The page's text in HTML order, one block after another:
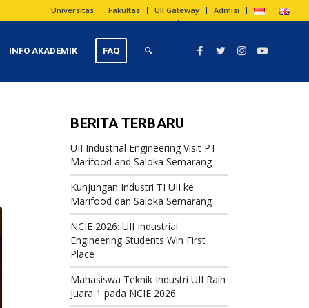
Universitas Fakultas UII Gateway Admisi
INFO AKADEMIK FAQ
BERITA TERBARU
UII Industrial Engineering Visit PT
Marifood and Saloka Semarang
Kunjungan Industri TI UII ke
Marifood dan Saloka Semarang
NCIE 2026: UII Industrial
Engineering Students Win First
Place
Mahasiswa Teknik Industri UII Raih
Juara 1 pada NCIE 2026